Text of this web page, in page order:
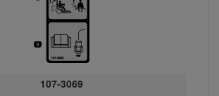
107-3069